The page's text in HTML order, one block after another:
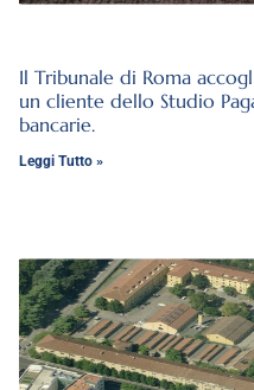
Il Tribunale di Roma
un cliente dello Studio
bancarie.
Leggi Tutto »